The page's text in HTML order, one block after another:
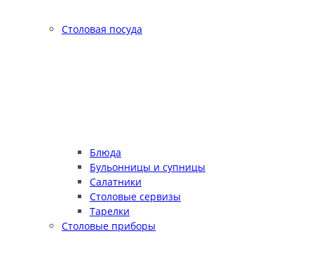
Столовая посуда
Блюда
Бульонницы и супницы
Салатники
Столовые сервизы
Тарелки
Столовые приборы